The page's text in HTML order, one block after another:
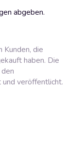
abgeben.
Kunden, die
haben. Die
veröffentlicht.